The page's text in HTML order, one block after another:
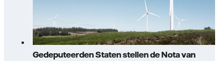
Gedeputeerden Staten stellen de Nota van